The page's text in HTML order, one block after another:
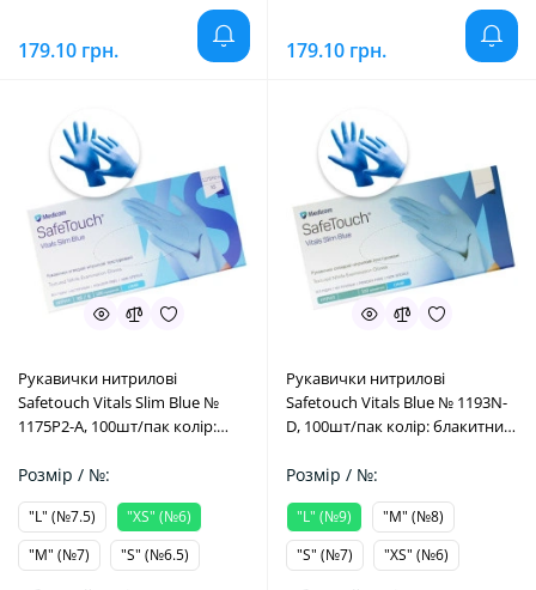
179.10 грн. 179.10 грн.
Рукавички нитрилові
Safetouсh Vitals Slim Blue №
1175P2-A, 100шт/пак колір:
(Medicom/Медіком)
Розмір / №:
"L" (№7.5)
"XS" (№6)
"M" (№7)
"S" (№6.5)
Рукавички нитрилові
Safetouсh Vitals Blue № 1193N-
D, 100шт/пак колір: блакитний;
Медіком)
Розмір / №:
"L" (№9)
"M" (№8)
"S" (№7)
"XS" (№6)